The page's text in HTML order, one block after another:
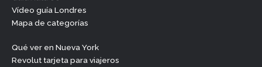
Vídeo guía Londres
Mapa de categorías
Qué ver en Nueva York
Revolut tarjeta para viajeros